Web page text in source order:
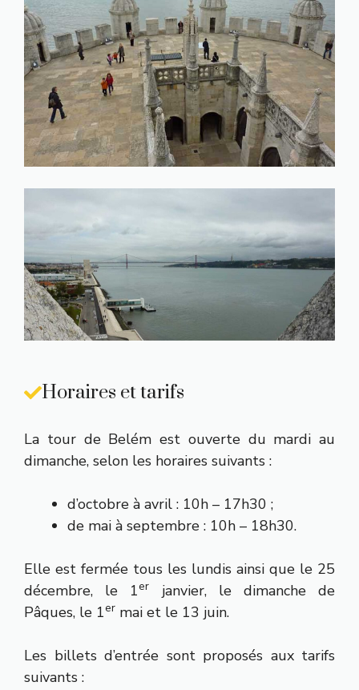
Horaires et tarifs
La tour de Belém est ouverte du mardi au
dimanche, selon les horaires suivants :
d’octobre à avril : 10h – 17h30 ;
de mai à septembre : 10h – 18h30.
Elle est fermée tous les lundis ainsi que le 25
décembre, le 1er
janvier, le dimanche de
Pâques, le 1er mai et le 13 juin.
Les billets d’entrée sont proposés aux tarifs
suivants :